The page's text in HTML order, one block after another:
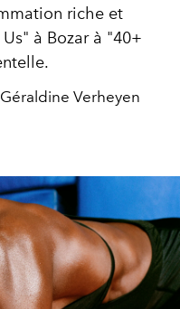
riche et
à Bozar à "40+
Verheyen